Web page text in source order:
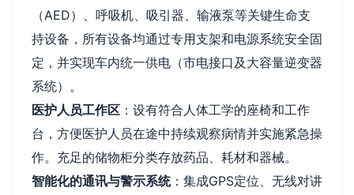
（AED）、呼吸机、吸引器、输液泵等关键生命支
持设备，所有设备均通过专用支架和电源系统安全固
定，并实现车内统一供电（市电接口及大容量逆变器
系统）。
医护人员工作区 ：设有符合人体工学的座椅和工作
台，方便医护人员在途中持续观察病情并实施紧急操
作。充足的储物柜分类存放药品、耗材和器械。
智能化的通讯与警示系统：集成GPS定位、无线对讲